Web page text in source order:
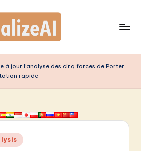
à jour l’analyse des cinq forces de Porter
rapide